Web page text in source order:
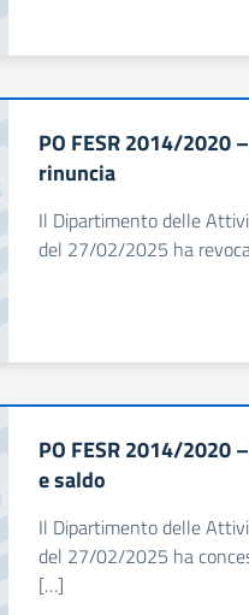
PO FESR 2014/2020
rinuncia
Il Dipartimento delle
del 27/02/2025 ha
PO FESR 2014/2020
e saldo
Il Dipartimento delle
del 27/02/2025 ha
[…]